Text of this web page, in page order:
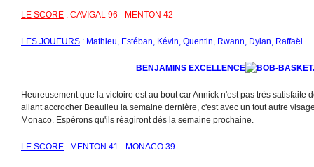
LE SCORE : CAVIGAL 96 - MENTON 42
LES JOUEURS : Mathieu, Estéban, Kévin, Quentin, Rwann, Dylan, Raffaël
BENJAMINS EXCELLENCE
Heureusement que la victoire est au bout car Annick n'est pas très satisfaite
allant accrocher Beaulieu la semaine dernière, c'est avec un tout autre
Monaco. Espérons qu'ils réagiront dès la semaine prochaine.
LE SCORE : MENTON 41 - MONACO 39